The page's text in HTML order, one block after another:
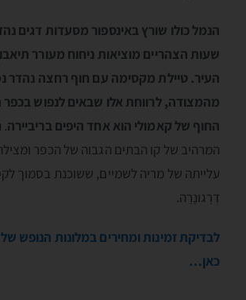
הנמל כולו שורץ באינספור מסעדות דגים
שעות הצהריים מוציאות ניחוח מעורר
העיר. טיילת מקסימה עם חוף רחצה נהדר
מהמצודה, לרווחת אלו שבאים לנפוש
החוף של קאמולי הוא אחד היפים בריביירה.
המרהיב של קו הבתים הגבוה של הכפר
עלייתה של מריה לשמיים, ששוכנת בסמוך
דְרָגונָרָה.
לבדיקת זמינות ומחירים במלונות הנופש
כאן…